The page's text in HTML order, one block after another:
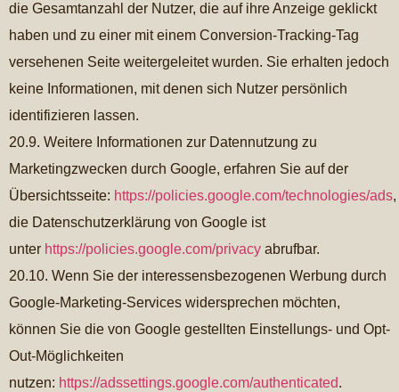
die Gesamtanzahl der Nutzer, die auf ihre Anzeige geklickt
haben und zu einer mit einem Conversion-Tracking-Tag
versehenen Seite weitergeleitet wurden. Sie erhalten jedoch
keine Informationen, mit denen sich Nutzer persönlich
identifizieren lassen.
20.9. Weitere Informationen zur Datennutzung zu
Marketingzwecken durch Google, erfahren Sie auf der
Übersichtsseite: https://policies.google.com/technologies/ads,
die Datenschutzerklärung von Google ist
unter https://policies.google.com/privacy abrufbar.
20.10. Wenn Sie der interessensbezogenen Werbung durch
Google-Marketing-Services widersprechen möchten,
können Sie die von Google gestellten Einstellungs- und Opt-
Out-Möglichkeiten
nutzen: https://adssettings.google.com/authenticated.